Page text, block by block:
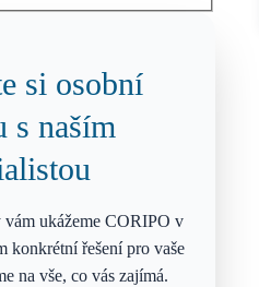
si osobní
s naším
ukážeme CORIPO v
konkrétní řešení pro vaše
na vše, co vás zajímá.